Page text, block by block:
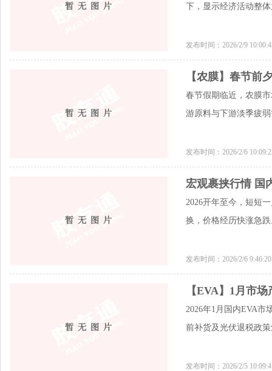
下，显示经济活动整
发布时间：2026/2/9
【农膜】春节前
春节假期临近，农膜
游原料与下游淡季疲
发布时间：2026/2/6
宏观裹挟行情 国
2026开年至今，短短
换，价格经历快涨急
发布时间：2026/2/6
【EVA】1月市
2026年1月国内EVA市
前补货及光伏退税政
发布时间：2026/2/5